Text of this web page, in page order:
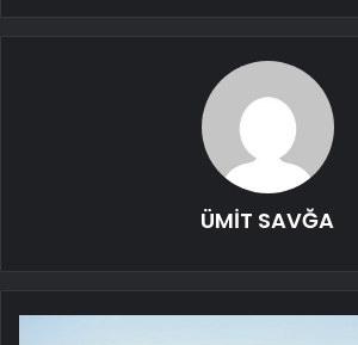
ÜMİT SAVĞA